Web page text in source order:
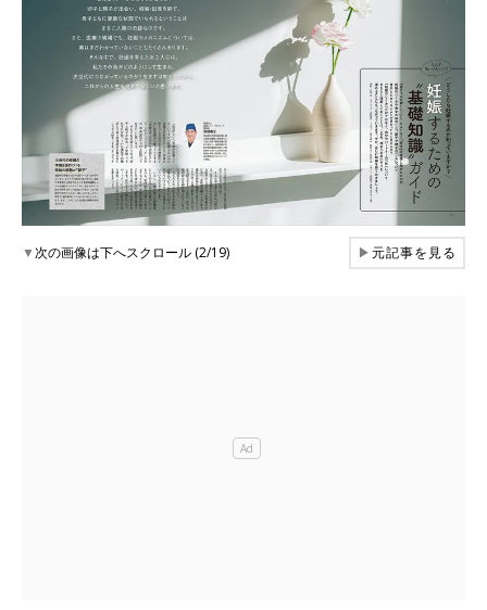
▼次の画像は下へスクロール (2/19) ▶元記事を見る